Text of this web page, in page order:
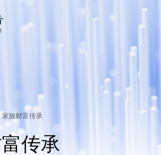
家族财富传承
传承